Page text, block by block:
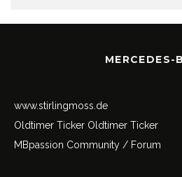
MERCEDES-
www.stirlingmoss.de
Oldtimer Ticker Oldtimer Ticker
MBpassion Community / Forum